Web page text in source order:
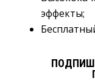
эффекты;